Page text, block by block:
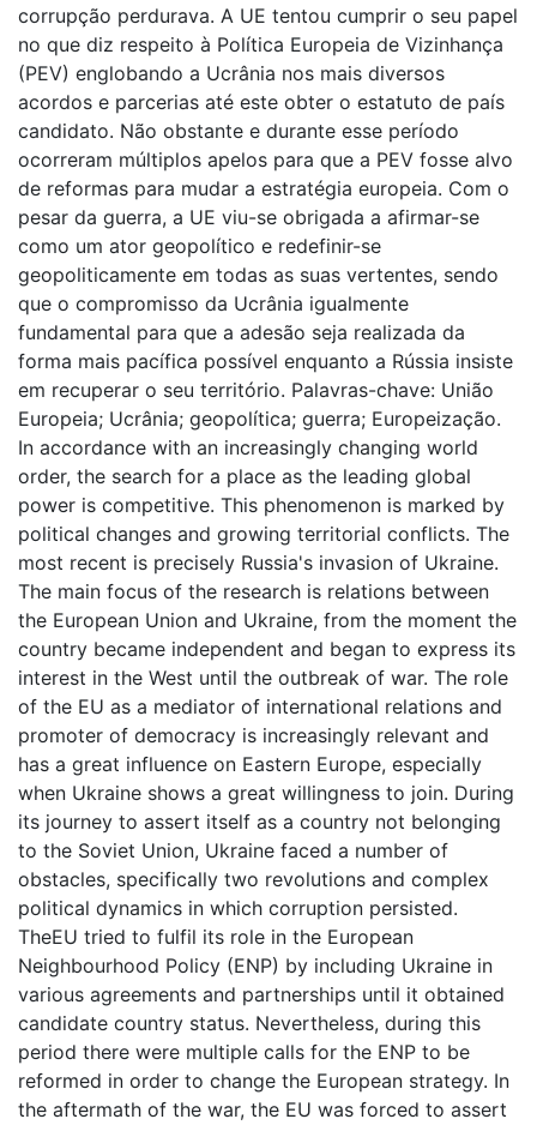
corrupção perdurava. A UE tentou cumprir o seu papel
no que diz respeito à Política Europeia de Vizinhança
(PEV) englobando a Ucrânia nos mais diversos
acordos e parcerias até este obter o estatuto de país
candidato. Não obstante e durante esse período
ocorreram múltiplos apelos para que a PEV fosse alvo
de reformas para mudar a estratégia europeia. Com o
pesar da guerra, a UE viu-se obrigada a afirmar-se
como um ator geopolítico e redefinir-se
geopoliticamente em todas as suas vertentes, sendo
que o compromisso da Ucrânia igualmente
fundamental para que a adesão seja realizada da
forma mais pacífica possível enquanto a Rússia insiste
em recuperar o seu território. Palavras-chave: União
Europeia; Ucrânia; geopolítica; guerra; Europeização.
In accordance with an increasingly changing world
order, the search for a place as the leading global
power is competitive. This phenomenon is marked by
political changes and growing territorial conflicts. The
most recent is precisely Russia's invasion of Ukraine.
The main focus of the research is relations between
the European Union and Ukraine, from the moment the
country became independent and began to express its
interest in the West until the outbreak of war. The role
of the EU as a mediator of international relations and
promoter of democracy is increasingly relevant and
has a great influence on Eastern Europe, especially
when Ukraine shows a great willingness to join. During
its journey to assert itself as a country not belonging
to the Soviet Union, Ukraine faced a number of
obstacles, specifically two revolutions and complex
political dynamics in which corruption persisted.
TheEU tried to fulfil its role in the European
Neighbourhood Policy (ENP) by including Ukraine in
various agreements and partnerships until it obtained
candidate country status. Nevertheless, during this
period there were multiple calls for the ENP to be
reformed in order to change the European strategy. In
the aftermath of the war, the EU was forced to assert